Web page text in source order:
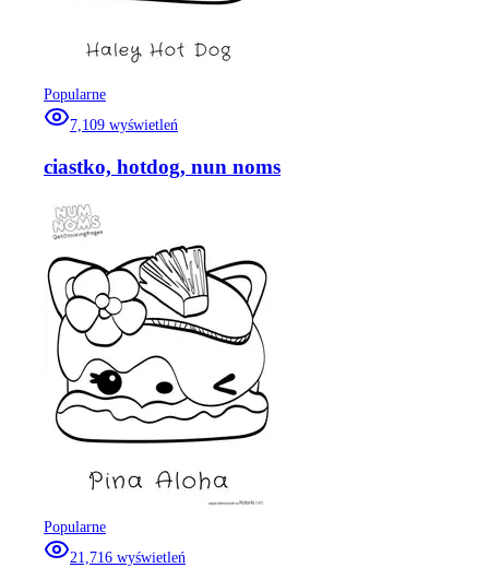
Popularne
7,109 wyświetleń
ciastko, hotdog, nun noms
Popularne
21,716 wyświetleń